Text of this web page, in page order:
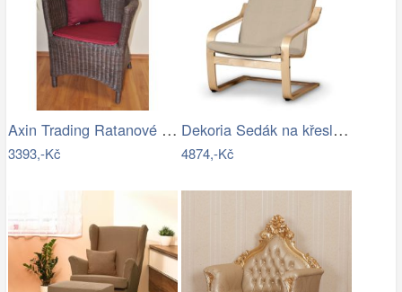
Axin Trading Ratanové křeslo Pluto…
3393,-Kč
Dekoria Sedák na křeslo IKEA Poäng II,…
4874,-Kč